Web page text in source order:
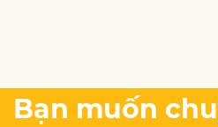
Bạn muốn